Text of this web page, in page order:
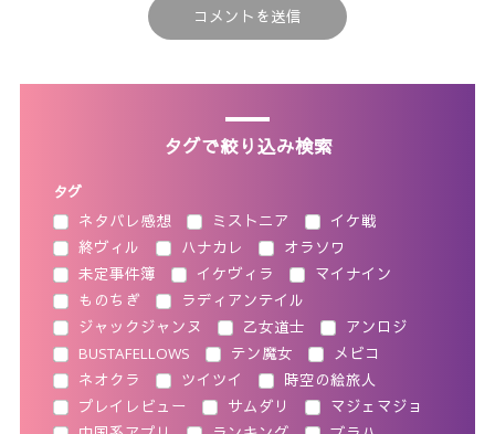
タグで絞り込み検索
タグ
ネタバレ感想
ミストニア
イケ戦
終ヴィル
ハナカレ
オラソワ
未定事件簿
イケヴィラ
マイナイン
ものちぎ
ラディアンテイル
ジャックジャンヌ
乙女道士
アンロジ
BUSTAFELLOWS
テン魔女
メビコ
ネオクラ
ツイツイ
時空の絵旅人
プレイレビュー
サムダリ
マジェマジョ